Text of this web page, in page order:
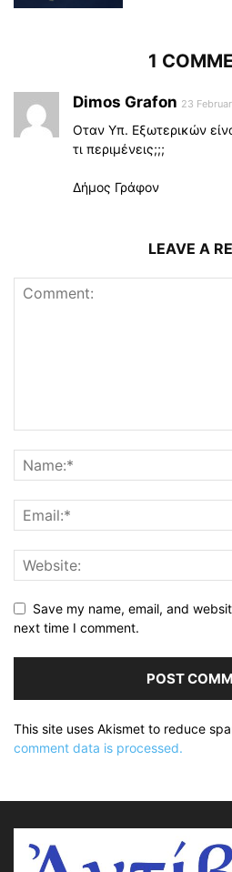
1
Dimos Grafon 23
Οταν Υπ. Εξωτερικών
τι περιμένεις;;;
Δήμος Γράφον
LEAVE A
Save my name, email, and
next time I comment.
This site uses Akismet to reduce
comment data is processed.